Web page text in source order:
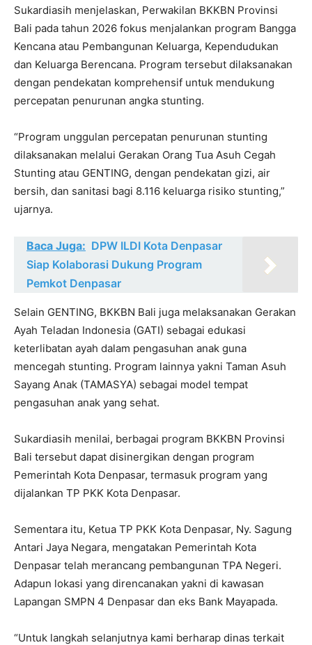
Sukardiasih menjelaskan, Perwakilan BKKBN Provinsi
Bali pada tahun 2026 fokus menjalankan program Bangga
Kencana atau Pembangunan Keluarga, Kependudukan
dan Keluarga Berencana. Program tersebut dilaksanakan
dengan pendekatan komprehensif untuk mendukung
percepatan penurunan angka stunting.
“Program unggulan percepatan penurunan stunting
dilaksanakan melalui Gerakan Orang Tua Asuh Cegah
Stunting atau GENTING, dengan pendekatan gizi, air
bersih, dan sanitasi bagi 8.116 keluarga risiko stunting,”
ujarnya.
Baca Juga: DPW ILDI Kota Denpasar
Siap Kolaborasi Dukung Program
Pemkot Denpasar
Selain GENTING, BKKBN Bali juga melaksanakan Gerakan
Ayah Teladan Indonesia (GATI) sebagai edukasi
keterlibatan ayah dalam pengasuhan anak guna
mencegah stunting. Program lainnya yakni Taman Asuh
Sayang Anak (TAMASYA) sebagai model tempat
pengasuhan anak yang sehat.
Sukardiasih menilai, berbagai program BKKBN Provinsi
Bali tersebut dapat disinergikan dengan program
Pemerintah Kota Denpasar, termasuk program yang
dijalankan TP PKK Kota Denpasar.
Sementara itu, Ketua TP PKK Kota Denpasar, Ny. Sagung
Antari Jaya Negara, mengatakan Pemerintah Kota
Denpasar telah merancang pembangunan TPA Negeri.
Adapun lokasi yang direncanakan yakni di kawasan
Lapangan SMPN 4 Denpasar dan eks Bank Mayapada.
“Untuk langkah selanjutnya kami berharap dinas terkait